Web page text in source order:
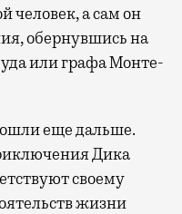
человек, а сам он
обернувшись на
или графа Монте-
еще дальше.
Дика
своему
жизни